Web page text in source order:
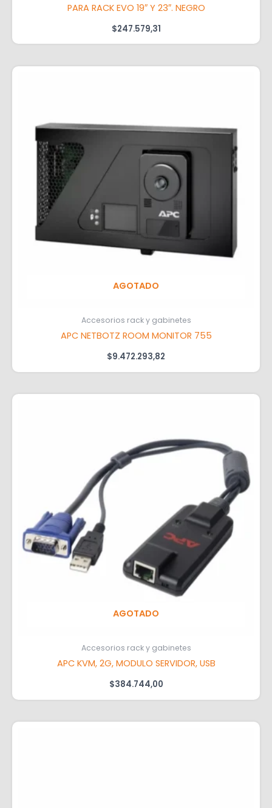
PARA RACK EVO 19″ Y 23″. NEGRO
$247.579,31
AGOTADO
Accesorios rack y gabinetes
APC NETBOTZ ROOM MONITOR 755
$9.472.293,82
AGOTADO
Accesorios rack y gabinetes
APC KVM, 2G, MODULO SERVIDOR, USB
$384.744,00